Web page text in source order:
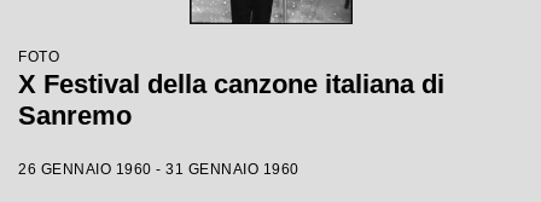
FOTO
X Festival della canzone italiana di
Sanremo
26 GENNAIO 1960 - 31 GENNAIO 1960